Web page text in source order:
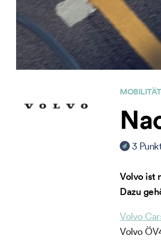
MOBILITÄT
3
Volvo ist
Dazu
Volvo
Volvo